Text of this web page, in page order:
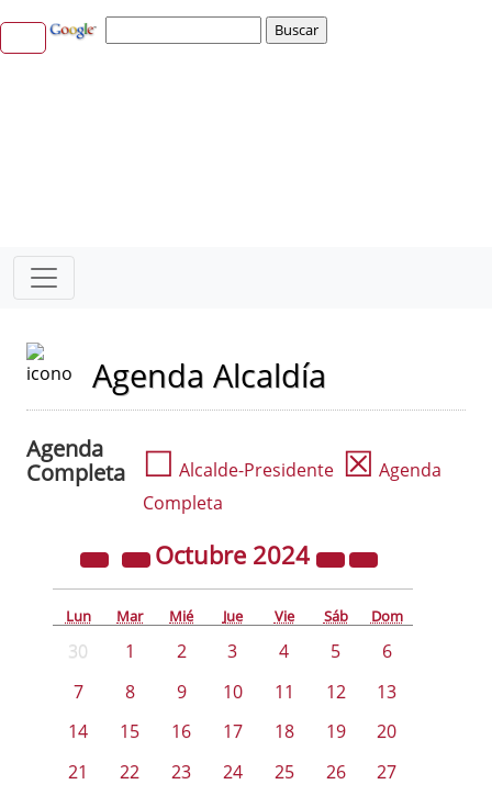
Agenda Alcaldía
Agenda
Completa
☐ Alcalde-Presidente ☒ Agenda
Completa
Octubre 2024
Lun Mar Mié Jue Vie Sáb Dom
30 1 2 3 4 5
6
7
8 9 10 11 12
13
14
15 16 17 18 19
20
21
22 23 24 25 26
27